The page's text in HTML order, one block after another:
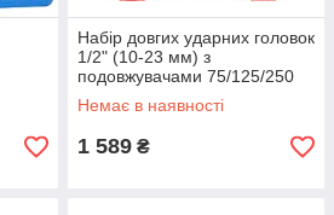
Набір довгих ударних головок
1/2" (10-23 мм) з
подовжувачами 75/125/250
мм 18 од. Vorfal V08124
Немає в наявності
1 589 ₴